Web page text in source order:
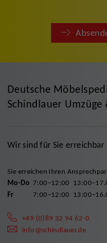
Deutsche
Schindlauer Umzüge
Wir sind für Sie erreichbar
Sie erreichen Ihren
Mo-Do 7:00–12:00
Fr
7:00–12:00
+49 (0)89 32 94 62-0
info@schindlauer.de